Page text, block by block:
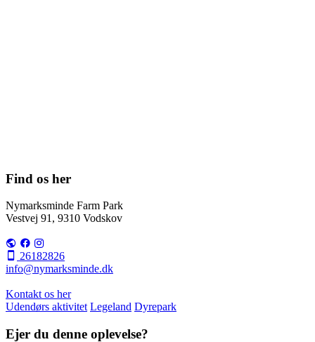
Find os her
Nymarksminde Farm Park
Vestvej 91, 9310 Vodskov
26182826
info@nymarksminde.dk
Kontakt os her
Udendørs aktivitet Legeland Dyrepark
Ejer du denne oplevelse?